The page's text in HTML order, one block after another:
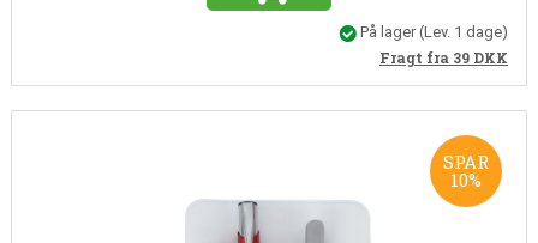
På lager(Lev. 1 dage)
Fragt fra 39 DKK
SPAR
10%